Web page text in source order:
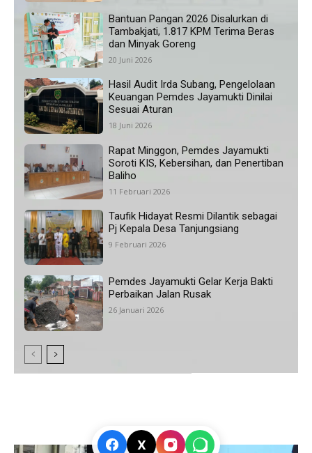
Bantuan Pangan 2026 Disalurkan di
Tambakjati, 1.817 KPM Terima Beras
dan Minyak Goreng
20 Juni 2026
Hasil Audit Irda Subang, Pengelolaan
Keuangan Pemdes Jayamukti Dinilai
Sesuai Aturan
18 Juni 2026
Rapat Minggon, Pemdes Jayamukti
Soroti KIS, Kebersihan, dan Penertiban
Baliho
11 Februari 2026
Taufik Hidayat Resmi Dilantik sebagai
Pj Kepala Desa Tanjungsiang
9 Februari 2026
Pemdes Jayamukti Gelar Kerja Bakti
Perbaikan Jalan Rusak
26 Januari 2026
X